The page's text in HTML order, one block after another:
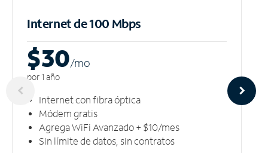
Internet de 100 Mbps
$30/mo
por 1 año
Internet con fibra óptica
Módem gratis
Agrega WiFi Avanzado + $10/mes
Sin límite de datos, sin contratos